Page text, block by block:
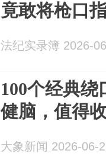
竟敢将枪口
法纪实录簿 2026-
100个经典
健脑，值得
大象新闻 2026-06-